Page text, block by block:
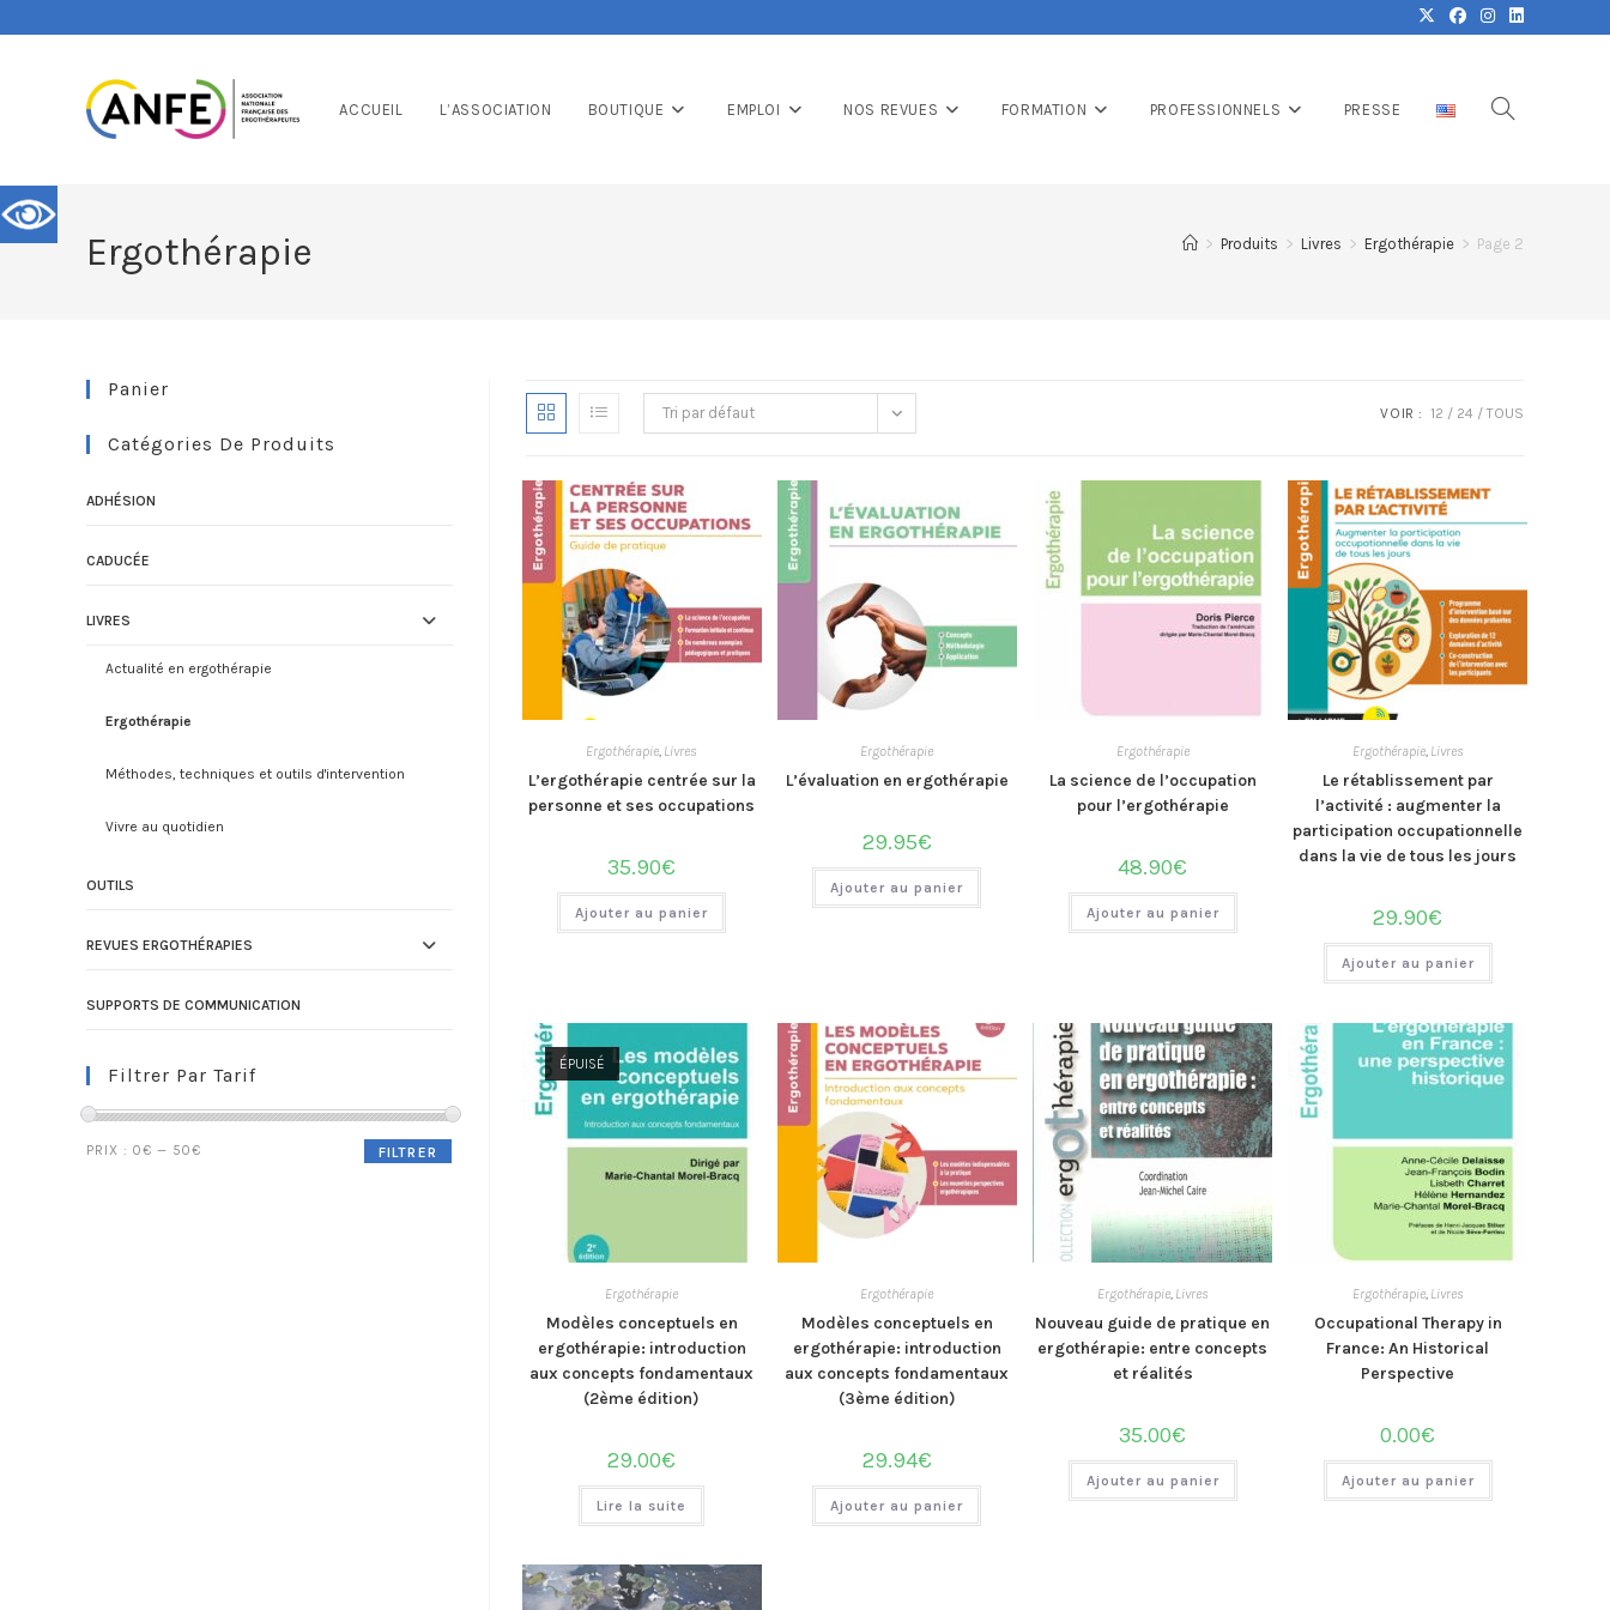
ACCUEIL L’ASSOCIATION BOUTIQUE EMPLOI NOS REVUES FORMATION PROFESSIONNELS PRESSE
Ergothérapie > Produits > Livres > Ergothérapie > Page 2
Tri par défaut VOIR : 12 24 TOUS
Ergothérapie, Livres
L’ergothérapie centrée sur la
personne et ses occupations
35.90€
Ajouter au panier
Ergothérapie
L’évaluation en ergothérapie
29.95€
Ajouter au panier
Ergothérapie
La science de l’occupation
pour l’ergothérapie
48.90€
Ajouter au panier
Ergothérapie, Livres
Le rétablissement par
l’activité : augmenter la
participation occupationnelle
dans la vie de tous les jours
29.90€
Ajouter au panier
ÉPUISÉ
Ergothérapie
Modèles conceptuels en
ergothérapie: introduction
aux concepts fondamentaux
(2ème édition)
29.00€
Lire la suite
Ergothérapie
Modèles conceptuels en
ergothérapie: introduction
aux concepts fondamentaux
(3ème édition)
29.94€
Ajouter au panier
Ergothérapie, Livres
Nouveau guide de pratique en
ergothérapie: entre concepts
et réalités
35.00€
Ajouter au panier
Ergothérapie, Livres
Occupational Therapy in
France: An Historical
Perspective
0.00€
Ajouter au panier
Panier
Catégories De Produits
ADHÉSION
CADUCÉE
LIVRES
Actualité en ergothérapie
Ergothérapie
Méthodes, techniques et outils d'intervention
Vivre au quotidien
OUTILS
REVUES ERGOTHÉRAPIES
SUPPORTS DE COMMUNICATION
Filtrer Par Tarif
FILTRER
PRIX : 0€ — 50€